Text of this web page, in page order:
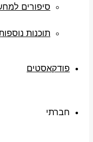
סיפורים
תוכנות
פודקאסטים
חברתי